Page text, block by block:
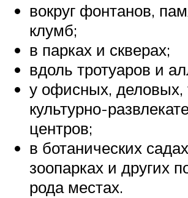
вокруг фонтанов,
клумб;
в парках и скверах;
вдоль тротуаров и
у офисных, деловых,
культурно-
центров;
в ботанических
зоопарках и других
рода местах.